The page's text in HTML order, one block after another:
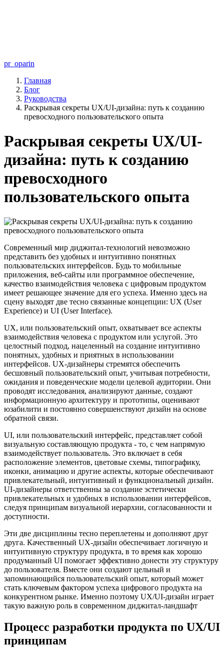
pr_oparin
Главная
Блог
Руководства
Раскрывая секреты UX/UI-дизайна: путь к созданию
превосходного пользовательского опыта
Раскрывая секреты UX/UI-
дизайна: путь к созданию
превосходного
пользовательского опыта
Современный мир диджитал-технологий невозможно
представить без удобных и интуитивно понятных
пользовательских интерфейсов. Будь то мобильные
приложения, веб-сайты или программное обеспечение,
качество взаимодействия человека с цифровым продуктом
имеет решающее значение для его успеха. Именно здесь на
сцену выходят две тесно связанные концепции: UX (User
Experience) и UI (User Interface).
UX, или пользовательский опыт, охватывает все аспекты
взаимодействия человека с продуктом или услугой. Это
целостный подход, нацеленный на создание интуитивно
понятных, удобных и приятных в использовании
интерфейсов. UX-дизайнеры стремятся обеспечить
бесшовный пользовательский опыт, учитывая потребности,
ожидания и поведенческие модели целевой аудитории. Они
проводят исследования, анализируют данные, создают
информационную архитектуру и прототипы, оценивают
юзабилити и постоянно совершенствуют дизайн на основе
обратной связи.
UI, или пользовательский интерфейс, представляет собой
визуальную составляющую продукта - то, с чем напрямую
взаимодействует пользователь. Это включает в себя
расположение элементов, цветовые схемы, типографику,
иконки, анимацию и другие аспекты, которые обеспечивают
привлекательный, интуитивный и функциональный дизайн.
UI-дизайнеры ответственны за создание эстетически
привлекательных и удобных в использовании интерфейсов,
следуя принципам визуальной иерархии, согласованности и
доступности.
Эти две дисциплины тесно переплетены и дополняют друг
друга. Качественный UX-дизайн обеспечивает логичную и
интуитивную структуру продукта, в то время как хорошо
продуманный UI помогает эффективно донести эту структуру
до пользователя. Вместе они создают цельный и
запоминающийся пользовательский опыт, который может
стать ключевым фактором успеха цифрового продукта на
конкурентном рынке. Именно поэтому UX/UI-дизайн играет
такую важную роль в современном диджитал-ландшафт
Процесс разработки продукта по UX/UI
принципам